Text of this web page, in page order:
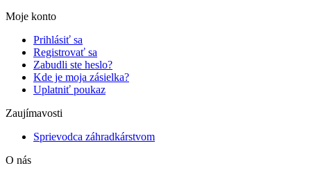
Moje konto
Prihlásiť sa
Registrovať sa
Zabudli ste heslo?
Kde je moja zásielka?
Uplatniť poukaz
Zaujímavosti
Sprievodca záhradkárstvom
O nás